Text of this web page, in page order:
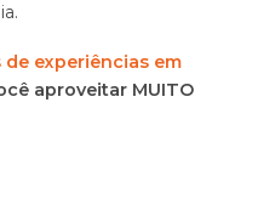
de experiências em
aproveitar MUITO